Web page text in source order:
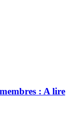
: A lire